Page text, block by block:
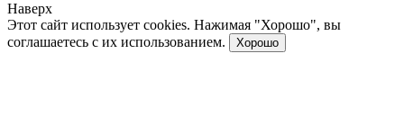
Наверх
Этот сайт использует cookies. Нажимая "Хорошо", вы
соглашаетесь с их использованием.
Хорошо